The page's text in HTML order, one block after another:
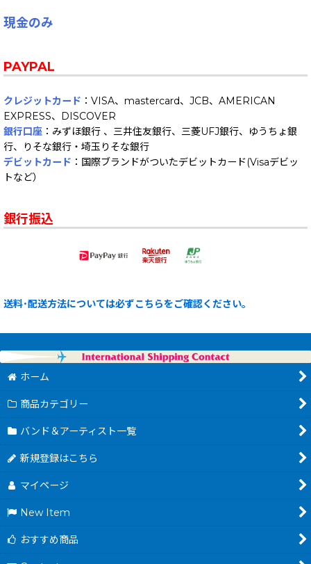
現金のみ
PAYPAL
クレジットカード ：VISA、mastercard、JCB、AMERICAN
EXPRESS、DISCOVER
銀行口座 ：みずほ銀行 、三井住友銀行、三菱UFJ銀行、ゆうちょ銀
行、りそな銀行・埼玉りそな銀行
デビットカード ：国際ブランドがついたデビットカード(Visaデビッ
トなど）
銀行振込
送料･配送方法については必ずこちらをご確認ください。
ホーム
商品カテゴリー
バンド＆アーティスト一覧
新規登録はこちら
マイページ
New Item
おすすめ商品